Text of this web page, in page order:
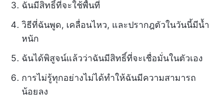
ฉันมีสิทธิ์ที่จะใช้พื้นที่
วิธีที่ฉันพูด, เคลื่อนไหว, และปรากฎตัวในวันนี้มีน้ำ
หนัก
ฉันได้พิสูจน์แล้วว่าฉันมีสิทธิ์ที่จะเชื่อมั่นในตัวเอง
การไม่รู้ทุกอย่างไม่ได้ทำให้ฉันมีความสามารถ
น้อยลง